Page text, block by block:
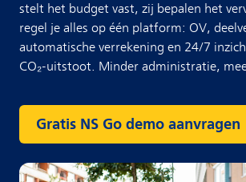
stelt het budget vast, zij bepalen het
regel je alles op één platform: OV,
automatische verrekening en 24/7
CO₂-uitstoot. Minder administratie,
Gratis NS Go demo aanvragen